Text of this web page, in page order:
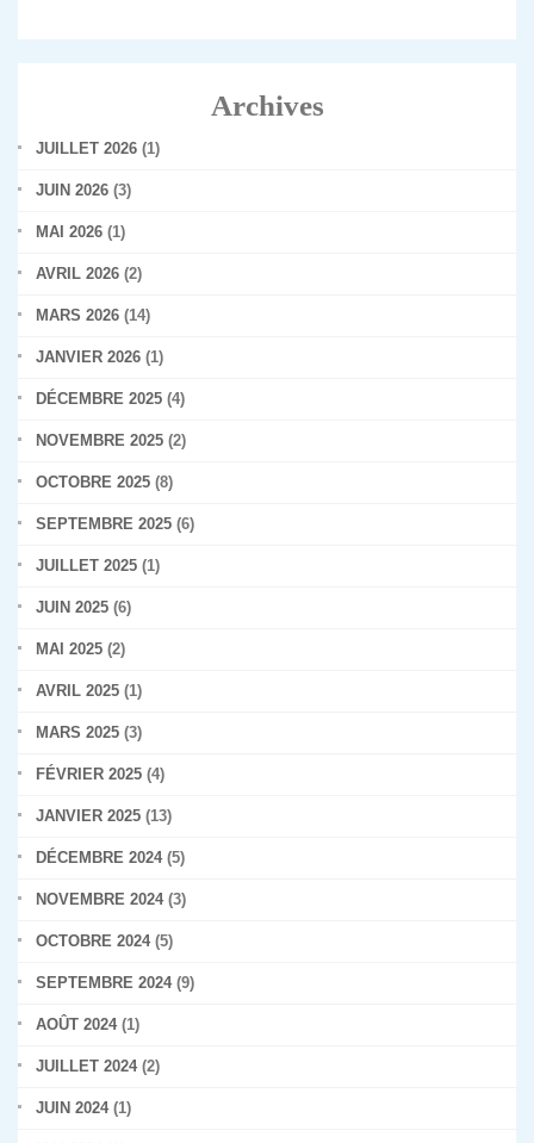
Archives
JUILLET 2026 (1)
JUIN 2026 (3)
MAI 2026 (1)
AVRIL 2026 (2)
MARS 2026 (14)
JANVIER 2026 (1)
DÉCEMBRE 2025 (4)
NOVEMBRE 2025 (2)
OCTOBRE 2025 (8)
SEPTEMBRE 2025 (6)
JUILLET 2025 (1)
JUIN 2025 (6)
MAI 2025 (2)
AVRIL 2025 (1)
MARS 2025 (3)
FÉVRIER 2025 (4)
JANVIER 2025 (13)
DÉCEMBRE 2024(5)
NOVEMBRE 2024(3)
OCTOBRE 2024(5)
SEPTEMBRE 2024(9)
AOÛT 2024(1)
JUILLET 2024(2)
JUIN 2024(1)